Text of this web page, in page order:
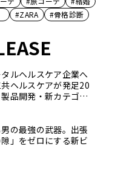
#ZARA #骨格診断
ルヘルスケア企業へ
ヘルスケアが発足20
品開発・新カテゴリ
統合時のエピソード
の最強の武器。出張
」をゼロにする新ビ